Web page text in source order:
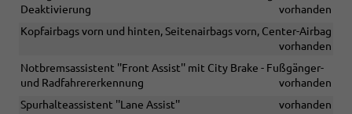
Deaktivierung
vorhanden
Kopfairbags vorn und hinten, Seitenairbags vorn, Center-Airbag
vorhanden
Notbremsassistent ''Front Assist'' mit City Brake - Fußgänger-
und Radfahrererkennung
vorhanden
Spurhalteassistent ''Lane Assist''
vorhanden